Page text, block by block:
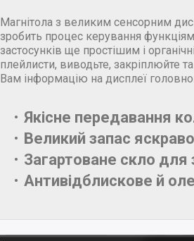
Магнітола з великим сенсорним
зробить процес керування
застосунків ще простішим і
плейлисти, виводьте, закріплюйте
Вам інформацію на дисплеї
Якісне передавання
Великий запас
Загартоване скло для
Антивідблискове й